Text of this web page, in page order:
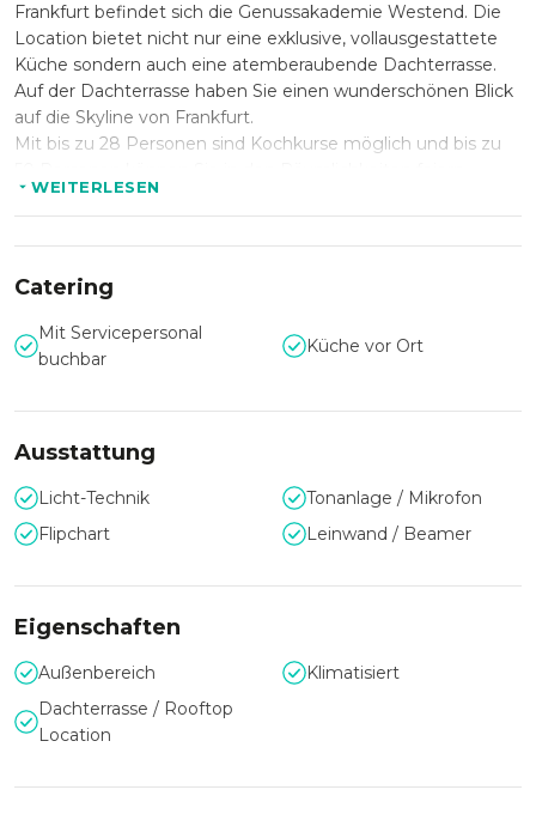
Frankfurt befindet sich die Genussakademie Westend. Die
Location bietet nicht nur eine exklusive, vollausgestattete
Küche sondern auch eine atemberaubende Dachterrasse.
Auf der Dachterrasse haben Sie einen wunderschönen Blick
auf die Skyline von Frankfurt.
Mit bis zu 28 Personen sind Kochkurse möglich und bis zu
Zusätzlich stehen ein großer Tagungsraum für bis zu 30
Personen und drei kleinere für bis zu 8 Personen zur
Verfügung.
WEITERLESEN
Catering
Mit Servicepersonal
buchbar
Küche vor Ort
Ausstattung
Licht-Technik
Tonanlage / Mikrofon
Flipchart
Leinwand / Beamer
Eigenschaften
Außenbereich
Klimatisiert
Dachterrasse / Rooftop
Location